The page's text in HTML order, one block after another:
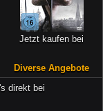
Jetzt kaufen bei
Diverse Angebote
direkt bei